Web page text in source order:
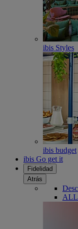
ibis Styles
ibis budget
ibis Go get it
Fidelidad
Atrás
ALL